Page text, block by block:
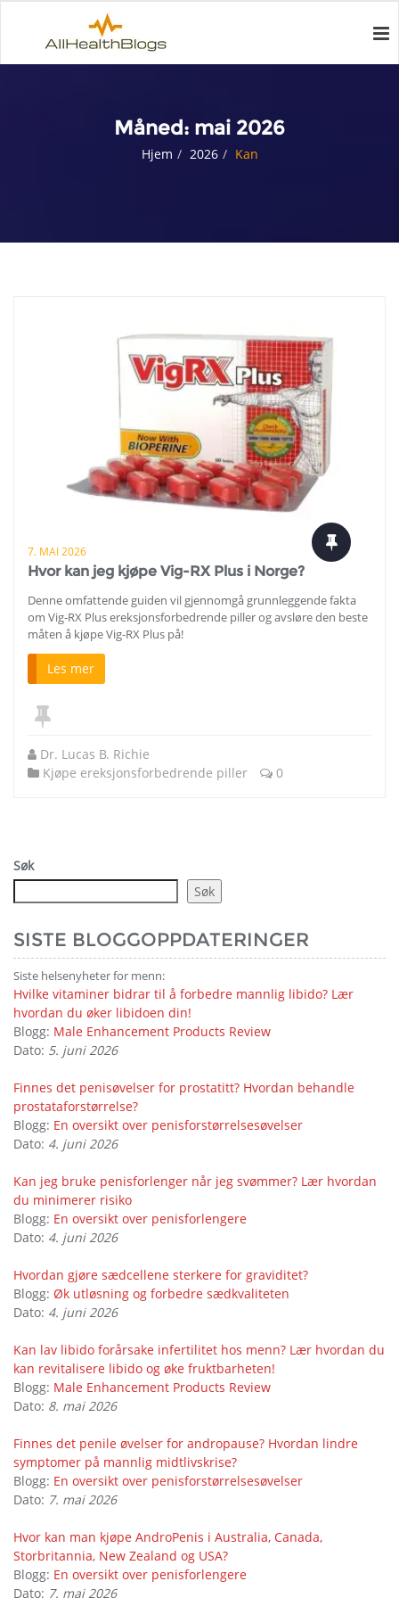
Måned: mai 2026
Hjem 2026 Kan
7. MAI 2026
Hvor kan jeg kjøpe Vig-RX Plus i Norge?
Denne omfattende guiden vil gjennomgå grunnleggende fakta
om Vig-RX Plus ereksjonsforbedrende piller og avsløre den beste
måten å kjøpe Vig-RX Plus på!
Les mer
Dr. Lucas B. Richie
Kjøpe ereksjonsforbedrende piller
0
Søk
Søk
SISTE BLOGGOPPDATERINGER
Siste helsenyheter for menn:
Hvilke vitaminer bidrar til å forbedre mannlig libido? Lær
hvordan du øker libidoen din!
Blogg: Male Enhancement Products Review
Dato: 5. juni 2026
Finnes det penisøvelser for prostatitt? Hvordan behandle
prostataforstørrelse?
Blogg: En oversikt over penisforstørrelsesøvelser
Dato: 4. juni 2026
Kan jeg bruke penisforlenger når jeg svømmer? Lær hvordan
du minimerer risiko
Blogg: En oversikt over penisforlengere
Dato: 4. juni 2026
Hvordan gjøre sædcellene sterkere for graviditet?
Blogg: Øk utløsning og forbedre sædkvaliteten
Dato: 4. juni 2026
Kan lav libido forårsake infertilitet hos menn? Lær hvordan du
kan revitalisere libido og øke fruktbarheten!
Blogg: Male Enhancement Products Review
Dato: 8. mai 2026
Finnes det penile øvelser for andropause? Hvordan lindre
symptomer på mannlig midtlivskrise?
Blogg: En oversikt over penisforstørrelsesøvelser
Dato: 7. mai 2026
Hvor kan man kjøpe AndroPenis i Australia, Canada,
Storbritannia, New Zealand og USA?
Blogg: En oversikt over penisforlengere
Dato: 7. mai 2026